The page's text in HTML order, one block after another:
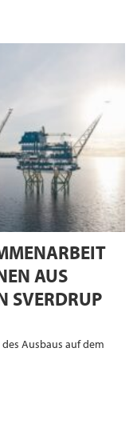
AUS
SVERDRUP
Ausbaus auf dem